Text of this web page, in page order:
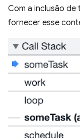
Com a inclusão de
fornecer esse